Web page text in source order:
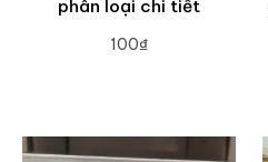
phân loại chi tiết
100₫